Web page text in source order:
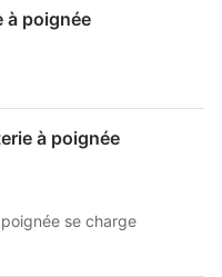
à poignée
à poignée
se charge